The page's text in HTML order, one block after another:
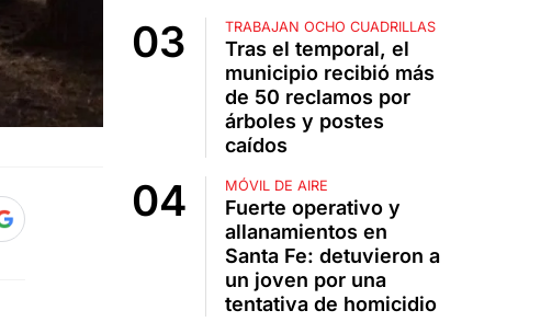
TRABAJAN OCHO CUADRILLAS
Tras el temporal, el
municipio recibió más
de 50 reclamos por
árboles y postes
caídos
MÓVIL DE AIRE
Fuerte operativo y
allanamientos en
Santa Fe: detuvieron a
un joven por una
tentativa de homicidio